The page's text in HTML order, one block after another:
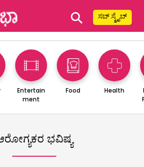
⚲ ಸಬ್ ಸ್ಕ್ರೈಬ್
Entertain
ment
Food Health
ಭವಿಷ್ಯ